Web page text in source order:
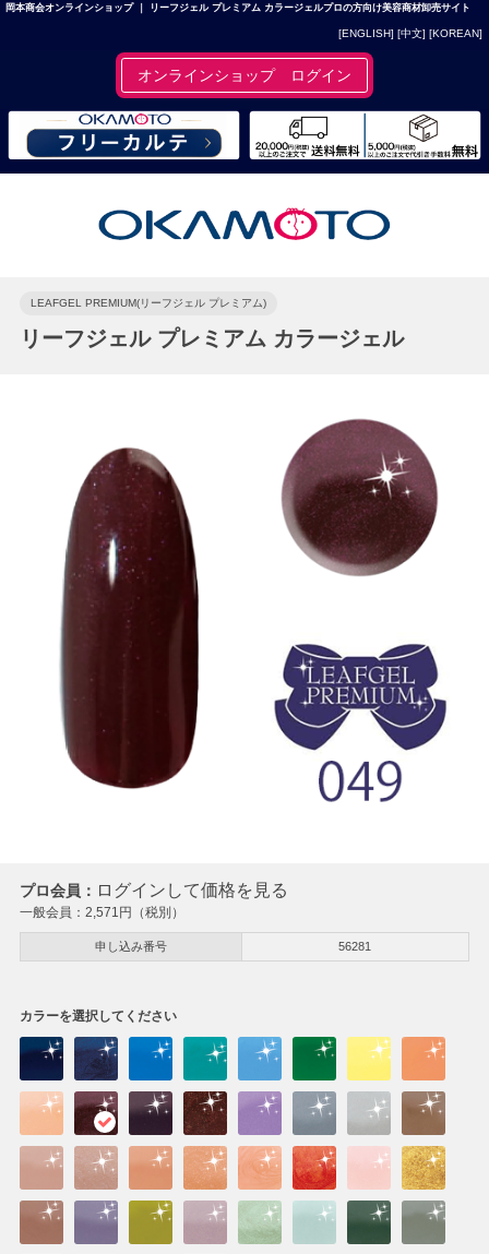
岡本商会オンラインショップ ｜ リーフジェル プレミアム カラージェルプロの方向け美容商材卸売サイト
[ENGLISH] [中文] [KOREAN]
オンラインショップ ログイン
LEAFGEL PREMIUM(リーフジェル プレミアム)
リーフジェル プレミアム カラージェル
プロ会員： ログインして価格を見る
一般会員： 2,571円（税別）
申し込み番号 56281
カラーを選択してください